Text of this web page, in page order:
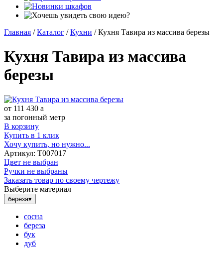
Главная / Каталог / Кухни / Кухня Тавира из массива березы
Кухня Тавира из массива
березы
от 111 430 a
за погонный метр
В корзину
Купить в 1 клик
Хочу купить, но нужно...
Артикул: Т007017
Цвет не выбран
Ручки не выбраны
Заказать товар по своему чертежу
Выберите материал
береза▾
сосна
береза
бук
дуб